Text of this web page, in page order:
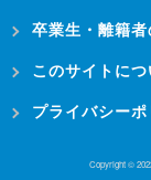
卒業生・離籍者
このサイトにつ
プライバシーポ
Copyright ©